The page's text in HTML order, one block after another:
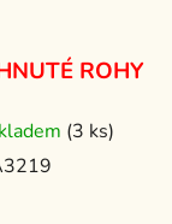
ROHY
(3 ks)